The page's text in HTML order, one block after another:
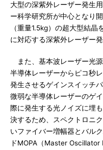
大型の深紫外レーザー発生
ー科学研究所が中心となり
（重量1.5kg）の超大型結
に対応する深紫外レーザー
また、基本波レーザー光
半導体レーザーからピコ秒
発生させるゲインスイッチ
微弱な半導体レーザーのゲ
際に発生する光ノイズに埋
決するため、スペクトロニ
いファイバー増幅器とバル
ドMOPA（Master